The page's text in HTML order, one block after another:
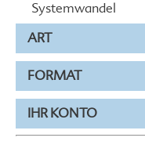
Systemwandel
ART
FORMAT
IHR KONTO